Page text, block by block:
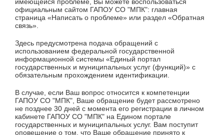
имеющейся проблеме, Вы можете воспользоваться
официальным сайтом ГАПОУ СО "МПК": главная
страница «Написать о проблеме» или раздел «Обратная
связь».
Здесь предусмотрена подача обращений с
использованием федеральной государственной
информационной системы «Единый портал
государственных и муниципальных услуг (функций)» с
обязательным прохождением идентификации.
В случае, если Ваш вопрос относится к компетенции
ГАПОУ СО "МПК", Ваше обращение будет рассмотрено
не позднее 30 дней с момента его регистрации в личном
кабинете ГАПОУ СО "МПК" на Едином портале
государственных и муниципальных услуг. Вам поступит
оповещение о том, что Ваше обращение принято к